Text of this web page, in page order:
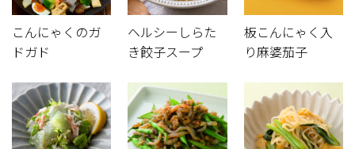
こんにゃくのガ
ドガド
ヘルシーしらた
き餃子スープ
板こんにゃく入
り麻婆茄子